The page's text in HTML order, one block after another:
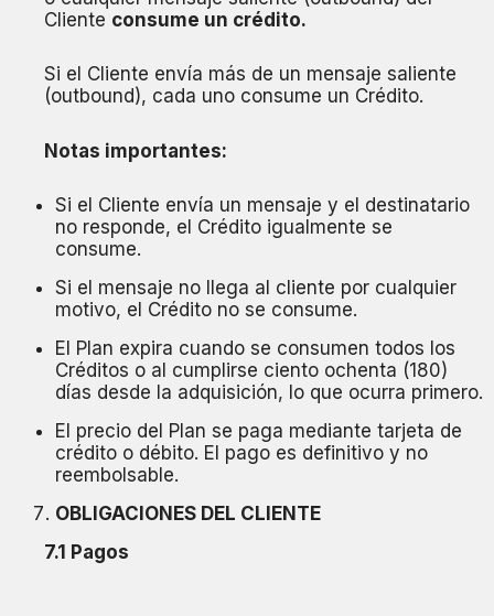
Cliente consume un crédito.
Si el Cliente envía más de un mensaje saliente
(outbound), cada uno consume un Crédito.
Notas importantes:
Si el Cliente envía un mensaje y el destinatario
no responde, el Crédito igualmente se
consume.
Si el mensaje no llega al cliente por cualquier
motivo, el Crédito no se consume.
El Plan expira cuando se consumen todos los
Créditos o al cumplirse ciento ochenta (180)
días desde la adquisición, lo que ocurra primero.
El precio del Plan se paga mediante tarjeta de
crédito o débito. El pago es definitivo y no
reembolsable.
OBLIGACIONES DEL CLIENTE
7.1 Pagos